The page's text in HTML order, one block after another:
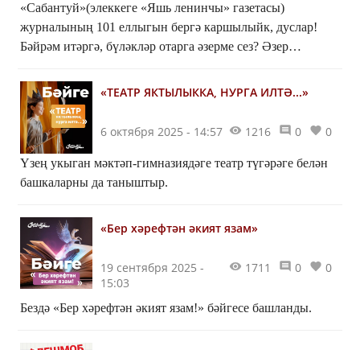
«Сабантуй»(элеккеге «Яшь ленинчы» газетасы)
журналының 101 еллыгын бергә каршылыйк, дуслар!
Бәйрәм итәргә, бүләкләр отарга әзерме сез? Әзер
«ТЕАТР ЯКТЫЛЫККА, НУРГА ИЛТӘ...»
6 октября 2025 - 14:57 1216 0 0
Үзең укыган мәктәп-гимназиядәге театр түгәрәге белән
башкаларны да таныштыр.
«Бер хәрефтән әкият язам»
19 сентября 2025 -
15:03
1711 0 0
Бездә «Бер хәрефтән әкият язам!» бәйгесе башланды.